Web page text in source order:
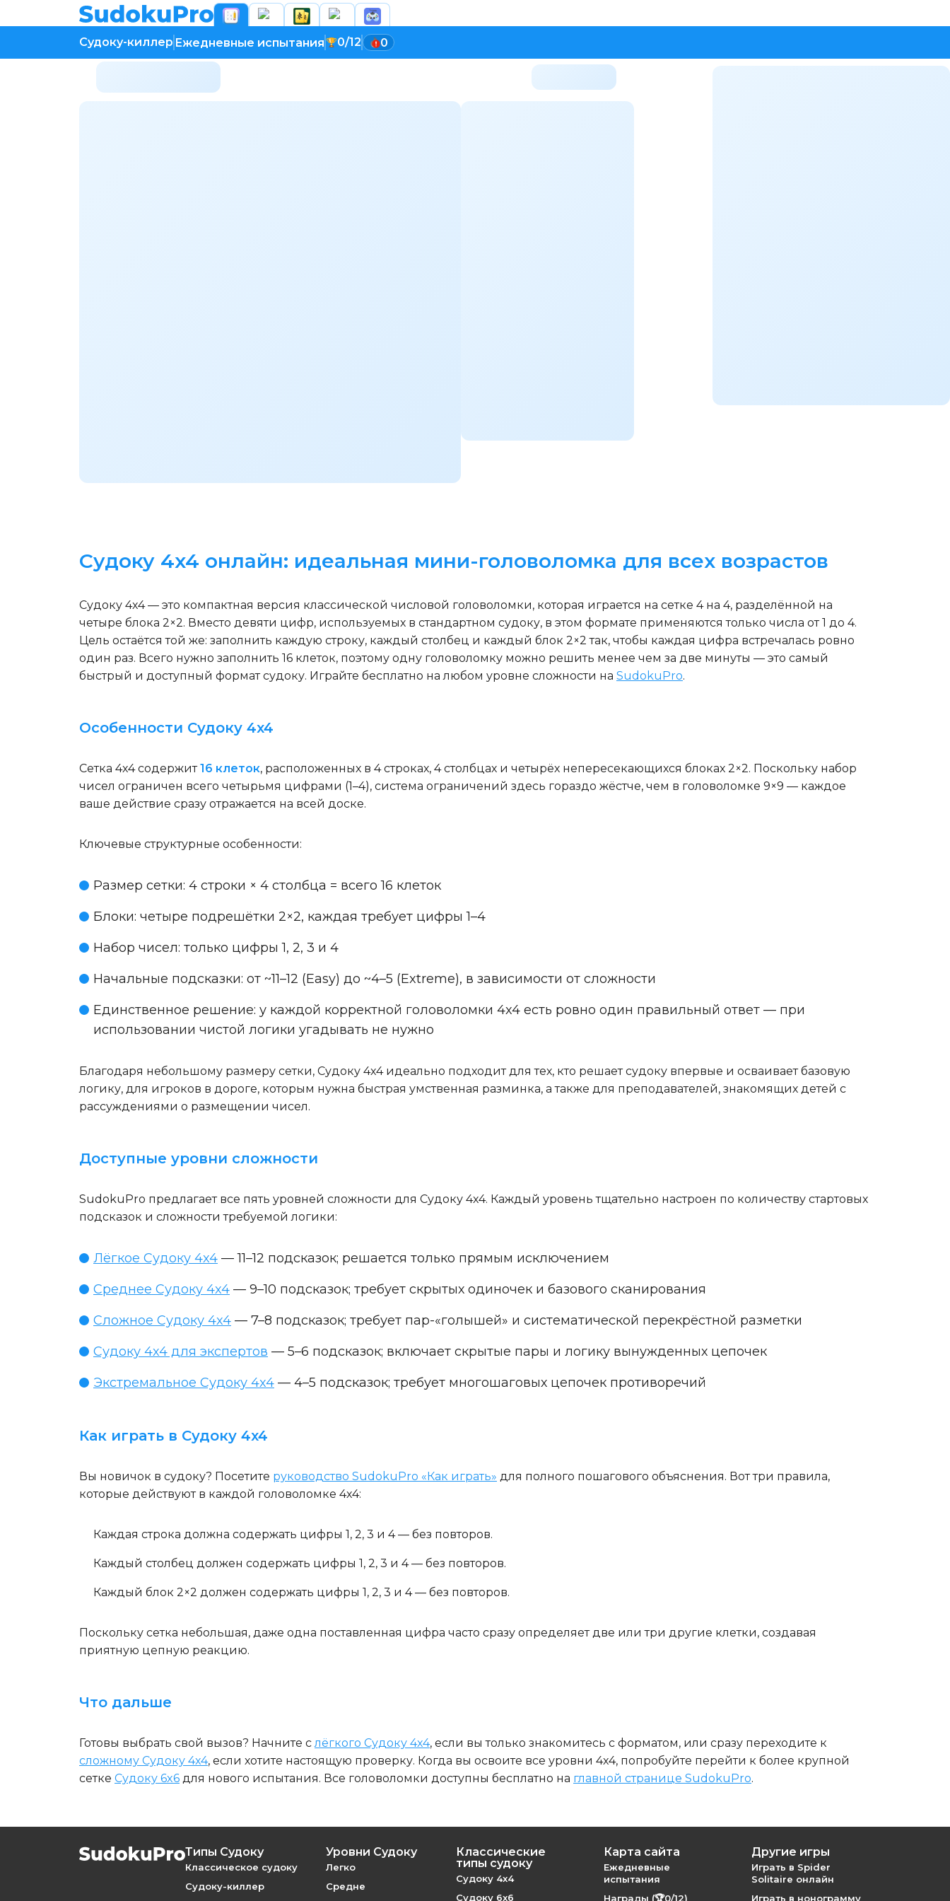
Судоку-киллер Ежедневные испытания 0/12 0
Судоку 4x4 онлайн: идеальная мини-головоломка для всех возрастов
Судоку 4x4 — это компактная версия классической числовой головоломки, которая играется на сетке 4 на 4, разделённой на
четыре блока 2×2. Вместо девяти цифр, используемых в стандартном судоку, в этом формате применяются только числа от 1 до 4.
Цель остаётся той же: заполнить каждую строку, каждый столбец и каждый блок 2×2 так, чтобы каждая цифра встречалась ровно
один раз. Всего нужно заполнить 16 клеток, поэтому одну головоломку можно решить менее чем за две минуты — это самый
быстрый и доступный формат судоку. Играйте бесплатно на любом уровне сложности на SudokuPro.
Особенности Судоку 4x4
Сетка 4x4 содержит16 клеток, расположенных в 4 строках, 4 столбцах и четырёх непересекающихся блоках 2×2. Поскольку набор
чисел ограничен всего четырьмя цифрами (1–4), система ограничений здесь гораздо жёстче, чем в головоломке 9×9 — каждое
ваше действие сразу отражается на всей доске.
Ключевые структурные особенности:
Размер сетки: 4 строки × 4 столбца = всего 16 клеток
Блоки: четыре подрешётки 2×2, каждая требует цифры 1–4
Набор чисел: только цифры 1, 2, 3 и 4
Начальные подсказки: от ~11–12 (Easy) до ~4–5 (Extreme), в зависимости от сложности
Единственное решение: у каждой корректной головоломки 4x4 есть ровно один правильный ответ — при
использовании чистой логики угадывать не нужно
Благодаря небольшому размеру сетки, Судоку 4x4 идеально подходит для тех, кто решает судоку впервые и осваивает базовую
логику, для игроков в дороге, которым нужна быстрая умственная разминка, а также для преподавателей, знакомящих детей с
рассуждениями о размещении чисел.
Доступные уровни сложности
SudokuPro предлагает все пять уровней сложности для Судоку 4x4. Каждый уровень тщательно настроен по количеству стартовых
подсказок и сложности требуемой логики:
Лёгкое Судоку 4x4 — 11–12 подсказок; решается только прямым исключением
Среднее Судоку 4x4 — 9–10 подсказок; требует скрытых одиночек и базового сканирования
Сложное Судоку 4x4 — 7–8 подсказок; требует пар-«голышей» и систематической перекрёстной разметки
Судоку 4x4 для экспертов — 5–6 подсказок; включает скрытые пары и логику вынужденных цепочек
Экстремальное Судоку 4x4 — 4–5 подсказок; требует многошаговых цепочек противоречий
Как играть в Судоку 4x4
Вы новичок в судоку? Посетите руководство SudokuPro «Как играть» для полного пошагового объяснения. Вот три правила,
которые действуют в каждой головоломке 4x4:
Каждая строка должна содержать цифры 1, 2, 3 и 4 — без повторов.
Каждый столбец должен содержать цифры 1, 2, 3 и 4 — без повторов.
Каждый блок 2×2 должен содержать цифры 1, 2, 3 и 4 — без повторов.
Поскольку сетка небольшая, даже одна поставленная цифра часто сразу определяет две или три другие клетки, создавая
приятную цепную реакцию.
Что дальше
Готовы выбрать свой вызов? Начните слёгкого Судоку 4x4, если вы только знакомитесь с форматом, или сразу переходите к
сложному Судоку 4x4, если хотите настоящую проверку. Когда вы освоите все уровни 4x4, попробуйте перейти к более крупной
сетке Судоку 6x6 для нового испытания. Все головоломки доступны бесплатно на главной странице SudokuPro.
Типы Судоку
Классическое судоку
Судоку-киллер
Уровни Судоку
Легко
Средне
Классические
типы судоку
Судоку 4x4
Судоку 6x6
Карта сайта
Ежедневные
испытания
Награды (🏆0/12)
Другие игры
Играть в Spider
Solitaire онлайн
Играть в нонограмму